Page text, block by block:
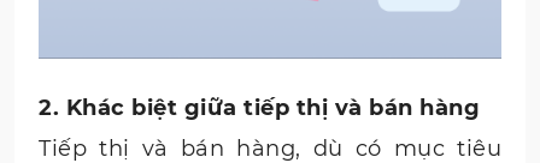
2. Khác biệt giữa tiếp thị và bán hàng
Tiếp thị và bán hàng, dù có mục tiêu